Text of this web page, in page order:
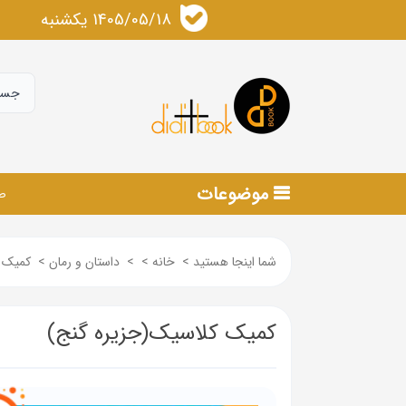
1405/05/18 يكشنبه
موضوعات
شما اینجا هستید > خانه >
> داستان و رمان > کمیک
کمیک کلاسیک(جزیره گنج)